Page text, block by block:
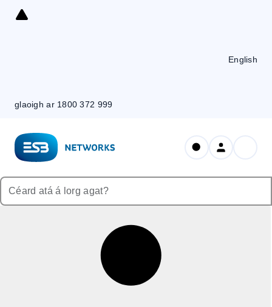
Skip
glaoigh ar 1800 372 999
English